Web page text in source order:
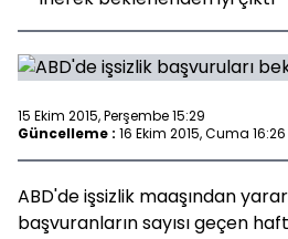
15 Ekim 2015, Perşembe 15:29
Güncelleme : 16 Ekim 2015, Cuma 16:26
ABD'de işsizlik maaşından
başvuranların sayısı geçen